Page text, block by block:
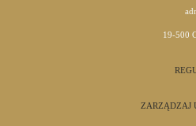
19-500
ZARZĄDZAJ